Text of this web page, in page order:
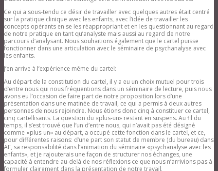
Ce qui a sous-tendu ce désir de travailler avec quelques autres était centré
sur la pratique clinique avec les enfants, avec l’idée de travailler les
concepts opérants en se les réappropriant et en les questionnant au regard
de notre pratique en tant qu’analyste mais aussi au regard de notre
parcours d’analysant. Nous souhaitions également que le cartel puisse
fonctionner dans une articulation avec le séminaire de psychanalyse avec
les enfants.
J’en arrive à l’expérience même du cartel:
Au départ de la constitution du cartel, il y a eu un choix mutuel pour trois
d’entre nous qui nous fréquentions dans un séminaire de lecture, puis nous
avons eu l’occasion de faire part de notre proposition lors d’une
présentation dans une matinée de travail, ce qui a permis à deux autres
personnes de nous rejoindre. Nous étions donc cinq à constituer ce cartel,
cinq cartellisants. La question du «plus-un» restant en suspens. Au fil du
temps, il s’est trouvé que l’un d’entre nous, qui n’avait pas été désigné
comme «plus-un» au départ, a occupé cette fonction dans le cartel, et ce,
pour différentes raisons: d’une part son statut de membre (du bureau) dans
AF, sa responsabilité dans l’animation du séminaire «psychanalyse avec les
enfants», et je rajouterais une façon de structurer nos échanges, une
capacité à entendre au-delà de nos réflexions ce que nous n’arrivions pas à
formuler clairement dans la présentation de notre travail.